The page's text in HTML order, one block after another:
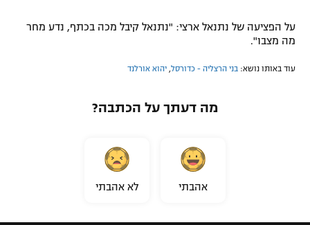
על הפציעה של נתנאל ארצי: "נתנאל קיבל מכה בכתף, נדע מחר
מה מצבו".
עוד באותו נושא: בני הרצליה - כדורסל יהוא אורלנד
מה דעתך על הכתבה?
אהבתי לא אהבתי